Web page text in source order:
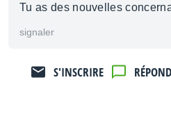
Tu as des nouvelles
signaler
S'INSCRIRE